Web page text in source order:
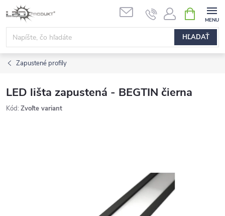
Prejsť
na
obsah
HĽADAŤ
KOŠÍK
Zapustené profily
LED lišta zapustená - BEGTIN čierna
Kód: Zvoľte variant